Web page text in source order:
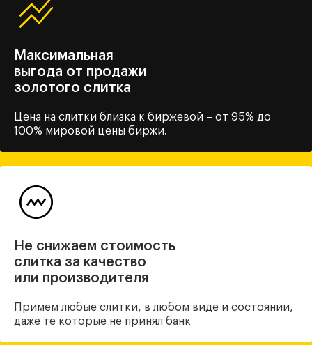
Максимальная
выгода от продажи
золотого слитка
Цена на слитки близка к биржевой – от 95% до
100% мировой цены биржи.
Не снижаем стоимость
слитка за качество
или производителя
Примем любые слитки, в любом виде и состоянии,
даже те которые не принял банк